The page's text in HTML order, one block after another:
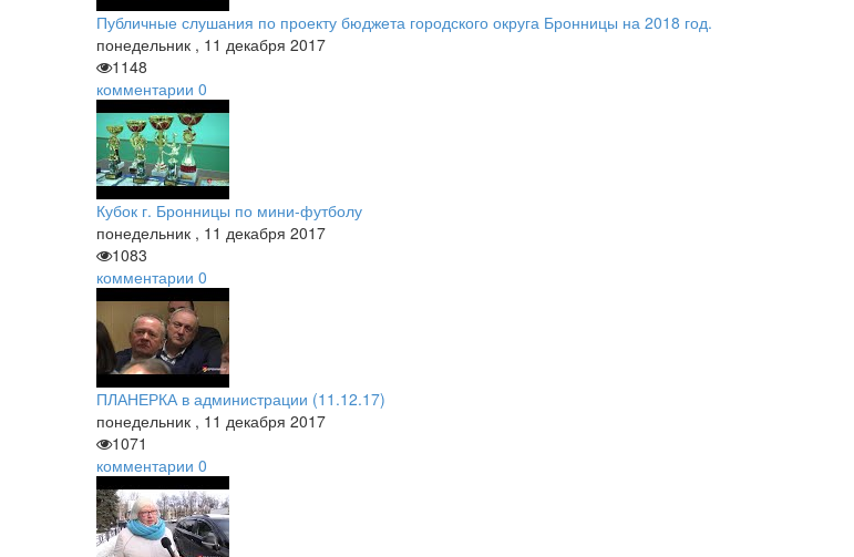
Публичные слушания по проекту бюджета городского округа Бронницы на 2018 год.
понедельник , 11 декабря 2017
1148
комментарии 0
Кубок г. Бронницы по мини-футболу
понедельник , 11 декабря 2017
1083
комментарии 0
ПЛАНЕРКА в администрации (11.12.17)
понедельник , 11 декабря 2017
1071
комментарии 0